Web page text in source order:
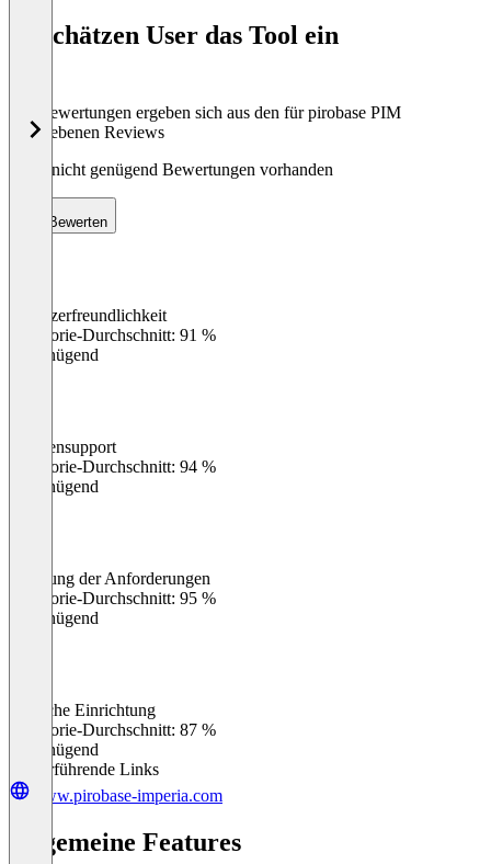
So schätzen User das Tool ein
Die Bewertungen ergeben sich aus den für pirobase PIM
abgegebenen Reviews
Noch nicht genügend Bewertungen vorhanden
Bewerten
Benutzerfreundlichkeit
Kategorie-Durchschnitt: 91 %
Ungenügend
Kundensupport
Kategorie-Durchschnitt: 94 %
Ungenügend
Erfüllung der Anforderungen
Kategorie-Durchschnitt: 95 %
Ungenügend
Einfache Einrichtung
Kategorie-Durchschnitt: 87 %
Ungenügend
Weiterführende Links
www.pirobase-imperia.com
Allgemeine Features